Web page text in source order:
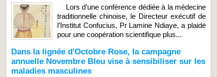
Lors d’une conférence dédiée à la médecine
traditionnelle chinoise, le Directeur exécutif de
l’Institut Confucius, Pr Lamine Ndiaye, a plaidé
pour une coopération scientifique plus...
Dans la lignée d'Octobre Rose, la campagne
annuelle Novembre Bleu vise à sensibiliser sur les
maladies masculines